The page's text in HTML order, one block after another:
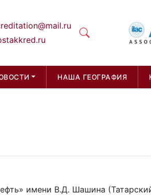
НАША ГЕОГРАФИЯ
имени В.Д. Шашина